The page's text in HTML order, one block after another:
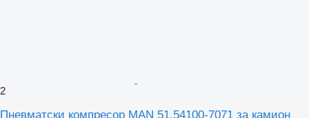
2
Пневматски компресор MAN 51.54100-7071 за камион